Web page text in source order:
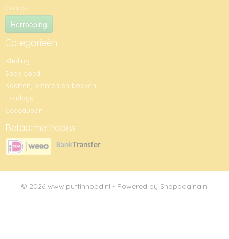
Contact
Herroeping
Categorieën
Kleding
Speelgoed
Kaarten, prenten en boeken
Holidays
Cadeaubon
Betaalmethodes
© 2026 www.puffinhood.nl - Powered by Shoppagina.nl